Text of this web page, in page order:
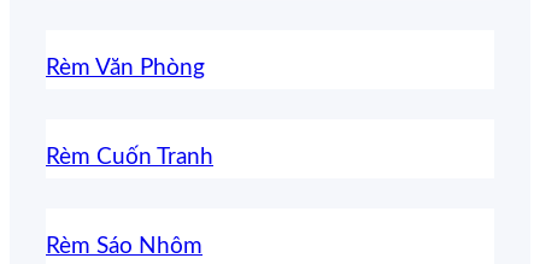
Rèm Văn Phòng
Rèm Cuốn Tranh
Rèm Sáo Nhôm